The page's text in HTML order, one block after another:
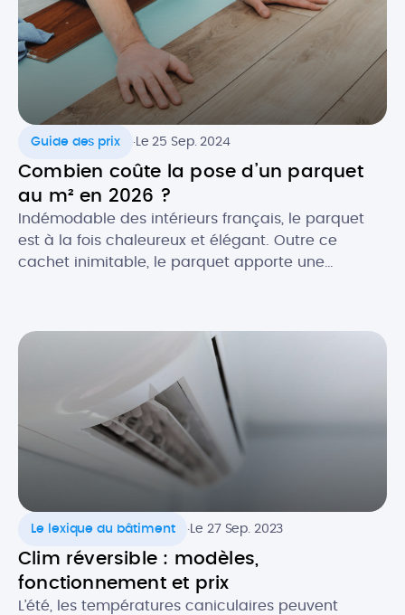
Guide des prix .Le 25 Sep. 2024
Combien coûte la pose d’un parquet
au m² en 2026 ?
Indémodable des intérieurs français, le parquet
est à la fois chaleureux et élégant. Outre ce
cachet inimitable, le parquet apporte une
s’adapte à tous les goûts et tous les budgets. Quel
est le prix de pose au […]
Le lexique du bâtiment .Le 27 Sep. 2023
Clim réversible : modèles,
fonctionnement et prix
L’été, les températures caniculaires peuvent